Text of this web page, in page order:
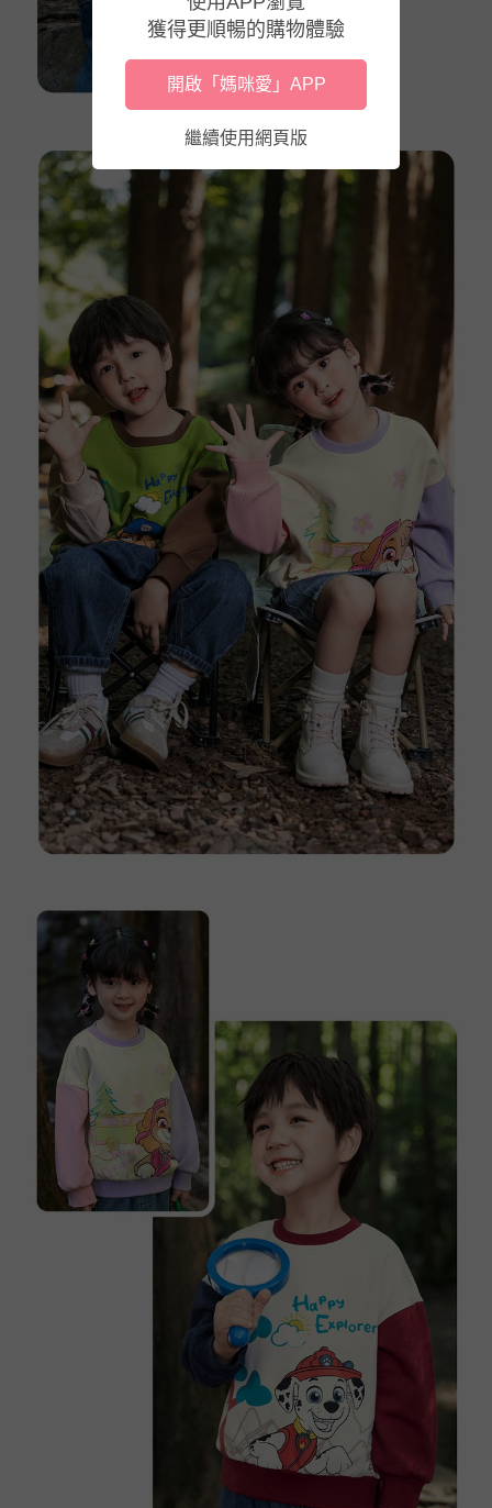
獲得更順暢的購物體驗
開啟「媽咪愛」APP
繼續使用網頁版